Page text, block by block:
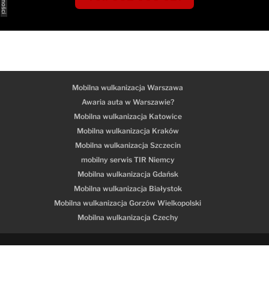
Mobilna wulkanizacja Warszawa
Awaria auta w Warszawie?
Mobilna wulkanizacja Katowice
Mobilna wulkanizacja Kraków
Mobilna wulkanizacja Szczecin
mobilny serwis TIR Niemcy
Mobilna wulkanizacja Gdańsk
Mobilna wulkanizacja Białystok
Mobilna wulkanizacja Gorzów Wielkopolski
Mobilna wulkanizacja Czechy